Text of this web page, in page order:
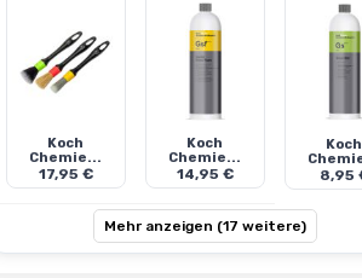
Koch
Chemie...
17,95 €
Koch
Chemie...
14,95 €
Koch
8,95
Mehr anzeigen (17 weitere)